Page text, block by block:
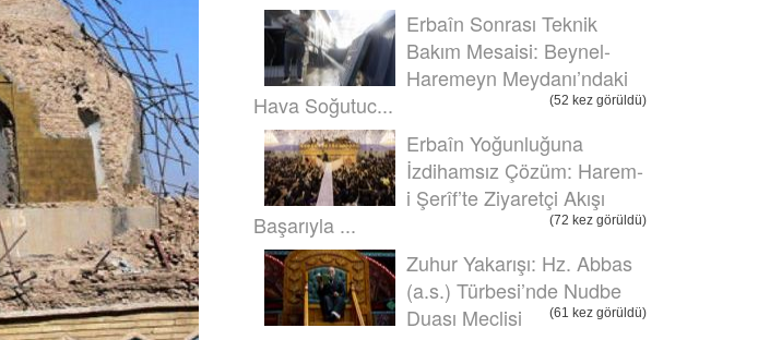
Erbaîn Sonrası Teknik
Bakım Mesaisi: Beynel-
Haremeyn Meydanı’ndaki
Hava Soğutuc...
(52 kez görüldü)
Erbaîn Yoğunluğuna
İzdihamsız Çözüm: Harem-
i Şerîf’te Ziyaretçi Akışı
Başarıyla ...
(72 kez görüldü)
Zuhur Yakarışı: Hz. Abbas
(a.s.) Türbesi’nde Nudbe
Duası Meclisi
(61 kez görüldü)